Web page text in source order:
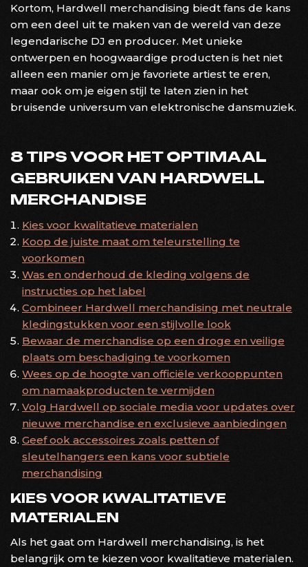
Kortom, Hardwell merchandising biedt fans de kans
om een ​​deel uit te maken van de wereld van deze
legendarische DJ en producer. Met unieke
ontwerpen en hoogwaardige producten is het niet
alleen een manier om je favoriete artiest te eren,
maar ook om je eigen stijl te laten zien in het
bruisende universum van elektronische dansmuziek.
8 TIPS VOOR HET OPTIMAAL
GEBRUIKEN VAN HARDWELL
MERCHANDISE
Kies voor kwalitatieve materialen
Koop de juiste maat om teleurstelling te
voorkomen
Was en onderhoud de kleding volgens de
instructies op het label
Combineer Hardwell merchandising met neutrale
kledingstukken voor een stijlvolle look
Bewaar de merchandise op een droge en veilige
plaats om beschadiging te voorkomen
Wees op de hoogte van officiële verkooppunten
om namaakproducten te vermijden
Volg Hardwell op sociale media voor updates over
nieuwe merchandise en exclusieve aanbiedingen
Geef ook accessoires zoals petten of
sleutelhangers een kans voor subtiele
merchandising
KIES VOOR KWALITATIEVE
MATERIALEN
Als het gaat om Hardwell merchandising, is het
belangrijk om te kiezen voor kwalitatieve materialen.